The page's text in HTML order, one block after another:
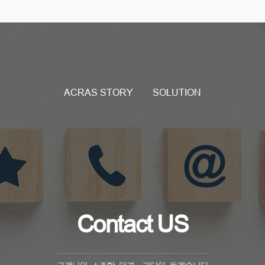
ACRAS STORY SOLUTION
Contact US